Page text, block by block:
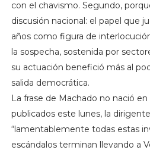
con el chavismo. Segundo,
discusión nacional: el papel que
años como figura de
la sospecha, sostenida por
su actuación benefició más al
salida democrática.
La frase de Machado no nació
publicados este lunes, la
“lamentablemente todas estas
escándalos terminan llevando a